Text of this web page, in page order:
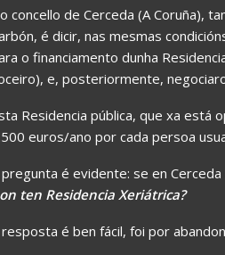
concello de Cerceda (A Coruña),
é dicir, nas mesmas
o financiamento dunha
e, posteriormente,
Residencia pública, que xa está
euros/ano por cada persoa
pregunta é evidente: se en
ten Residencia Xeriátrica?
resposta é ben fácil, foi por